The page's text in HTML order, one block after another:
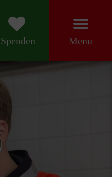
Spenden Menu